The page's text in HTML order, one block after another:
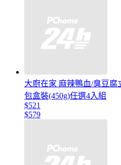
大廚在家 麻辣鴨血/臭豆
包盒裝(450g)任選4入組
$521
$579